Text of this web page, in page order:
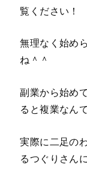
覧ください！
無理なく始め
ね＾＾
副業から始め
ると複業なん
実際に二足の
るつぐりさん